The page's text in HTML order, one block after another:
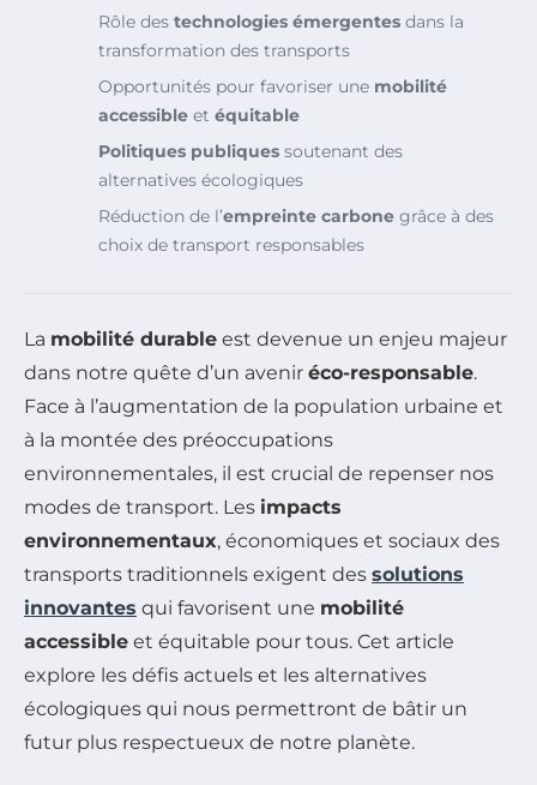
Rôle des technologies émergentes dans la
transformation des transports
Opportunités pour favoriser une mobilité
accessible et équitable
Politiques publiques soutenant des
alternatives écologiques
Réduction de l’empreinte carbone grâce à des
choix de transport responsables
La mobilité durable est devenue un enjeu majeur
dans notre quête d’un avenir éco-responsable.
Face à l’augmentation de la population urbaine et
à la montée des préoccupations
environnementales, il est crucial de repenser nos
modes de transport. Les impacts
environnementaux, économiques et sociaux des
transports traditionnels exigent des solutions
innovantes qui favorisent une mobilité
accessible et équitable pour tous. Cet article
explore les défis actuels et les alternatives
écologiques qui nous permettront de bâtir un
futur plus respectueux de notre planète.